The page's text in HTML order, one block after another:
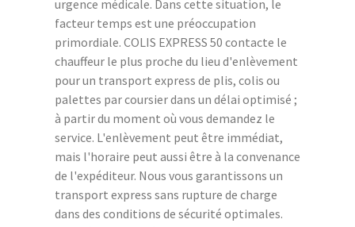
urgence médicale. Dans cette situation, le
facteur temps est une préoccupation
primordiale. COLIS EXPRESS 50 contacte le
chauffeur le plus proche du lieu d'enlèvement
pour un transport express de plis, colis ou
palettes par coursier dans un délai optimisé ;
à partir du moment où vous demandez le
service. L'enlèvement peut être immédiat,
mais l'horaire peut aussi être à la convenance
de l'expéditeur. Nous vous garantissons un
transport express sans rupture de charge
dans des conditions de sécurité optimales.